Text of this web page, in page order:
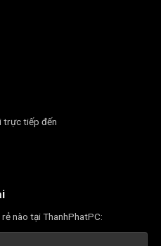
trực tiếp đến
nào tại ThanhPhatPC: